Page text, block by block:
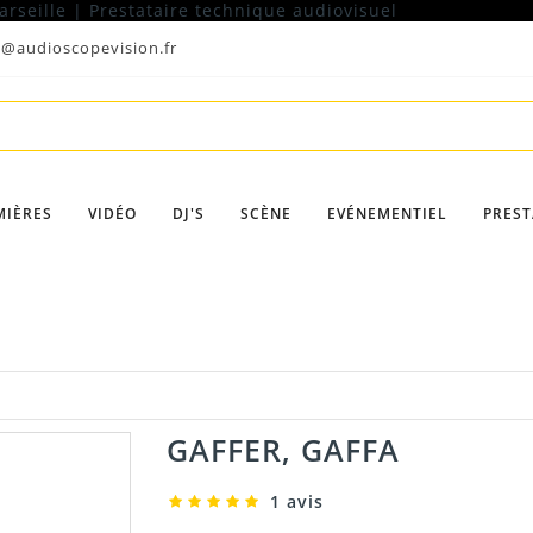
VIDÉO DJ'S SCÈNE EVÉNEMENTIEL
GAFFER, GAFFA
1 avis